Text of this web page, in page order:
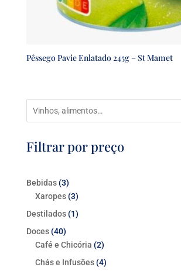
Pêssego Pavie Enlatado 245g – St Mamet
Filtrar por preço
Bebidas 33
produtos
Xaropes 33
produtos
Destilados 11
Doces 4040
produtos
Café e Chicória 22
produtos
Chás e Infusões 44